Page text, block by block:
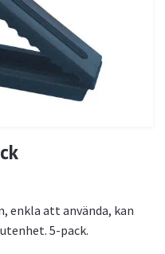
enkla att använda, kan
5-pack.